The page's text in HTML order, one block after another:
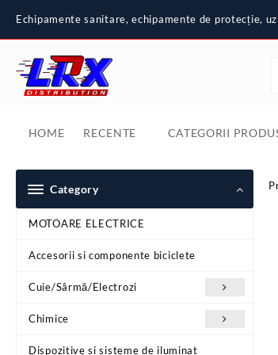
content
Echipamente sanitare, echipamente de protecție,
HOME RECENTE CATEGORII
Category
MOTOARE ELECTRICE
Accesorii si componente biciclete
Cuie/Sârmă/Electrozi
Chimice
Dispozitive si sisteme de iluminat